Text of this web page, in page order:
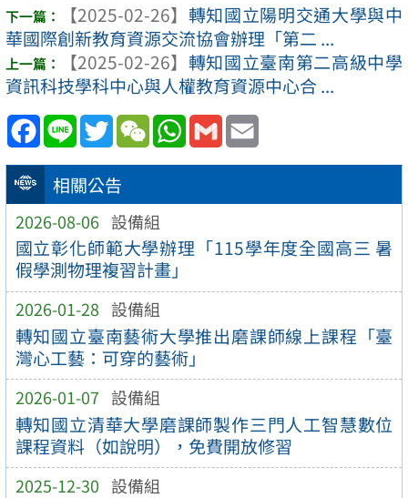
相關公告
2026-08-06 設備組
國立彰化師範大學辦理「115學年度全國高三 暑
假學測物理複習計畫」
2026-01-28 設備組
轉知國立臺南藝術大學推出磨課師線上課程「臺
灣心工藝：可穿的藝術」
2026-01-07 設備組
轉知國立清華大學磨課師製作三門人工智慧數位
課程資料（如說明），免費開放修習
2025-12-30 設備組
【2025-02-26】 轉知國立陽明交通大學與中
華國際創新教育資源交流協會辦理「第二 ...
【2025-02-26】 轉知國立臺南第二高級中學
資訊科技學科中心與人權教育資源中心合 ...
Facebook
Line TwitterWeChatWhatsApp
Gmail